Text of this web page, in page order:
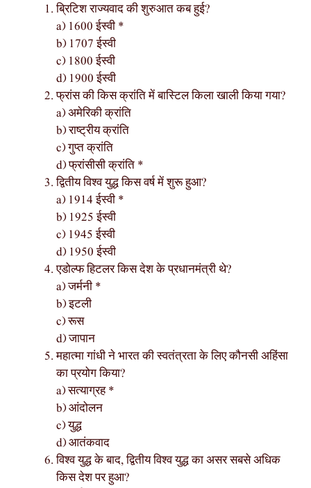
ब्रिटिश राज्यवाद की शुरुआत कब हुई?
a) 1600 ईस्वी *
b) 1707 ईस्वी
c) 1800 ईस्वी
d) 1900 ईस्वी
फ्रांस की किस क्रांति में बास्टिल किला खाली किया गया?
a) अमेरिकी क्रांति
b) राष्ट्रीय क्रांति
c) गुप्त क्रांति
d) फ्रांसीसी क्रांति *
द्वितीय विश्व युद्ध किस वर्ष में शुरू हुआ?
a) 1914 ईस्वी *
b) 1925 ईस्वी
c) 1945 ईस्वी
d) 1950 ईस्वी
एडोल्फ हिटलर किस देश के प्रधानमंत्री थे?
a) जर्मनी *
b) इटली
c) रूस
d) जापान
महात्मा गांधी ने भारत की स्वतंत्रता के लिए कौनसी अहिंसा
का प्रयोग किया?
a) सत्याग्रह *
b) आंदोलन
c) युद्ध
d) आतंकवाद
विश्व युद्ध के बाद, द्वितीय विश्व युद्ध का असर सबसे अधिक
किस देश पर हुआ?